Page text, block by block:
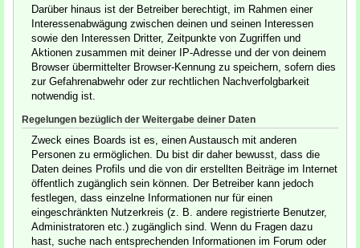
Darüber hinaus ist der Betreiber berechtigt, im Rahmen einer
Interessenabwägung zwischen deinen und seinen Interessen
sowie den Interessen Dritter, Zeitpunkte von Zugriffen und
Aktionen zusammen mit deiner IP-Adresse und der von deinem
Browser übermittelter Browser-Kennung zu speichern, sofern dies
zur Gefahrenabwehr oder zur rechtlichen Nachverfolgbarkeit
notwendig ist.
Regelungen bezüglich der Weitergabe deiner Daten
Zweck eines Boards ist es, einen Austausch mit anderen
Personen zu ermöglichen. Du bist dir daher bewusst, dass die
Daten deines Profils und die von dir erstellten Beiträge im Internet
öffentlich zugänglich sein können. Der Betreiber kann jedoch
festlegen, dass einzelne Informationen nur für einen
eingeschränkten Nutzerkreis (z. B. andere registrierte Benutzer,
Administratoren etc.) zugänglich sind. Wenn du Fragen dazu
hast, suche nach entsprechenden Informationen im Forum oder